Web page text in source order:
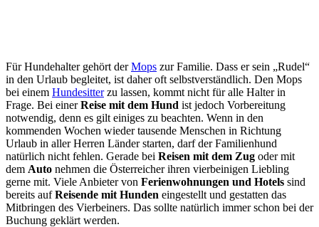
Für Hundehalter gehört derMops zur Familie. Dass er sein „Rudel“
in den Urlaub begleitet, ist daher oft selbstverständlich. Den Mops
bei einem Hundesitterzu lassen, kommt nicht für alle Halter in
Frage. Bei einerReise mit dem Hund ist jedoch Vorbereitung
notwendig, denn es gilt einiges zu beachten. Wenn in den
kommenden Wochen wieder tausende Menschen in Richtung
Urlaub in aller Herren Länder starten, darf der Familienhund
natürlich nicht fehlen. Gerade bei Reisen mit dem Zug oder mit
dem Auto nehmen die Österreicher ihren vierbeinigen Liebling
gerne mit. Viele Anbieter von Ferienwohnungen und Hotels sind
bereits aufReisende mit Hunden eingestellt und gestatten das
Mitbringen des Vierbeiners. Das sollte natürlich immer schon bei der
Buchung geklärt werden.